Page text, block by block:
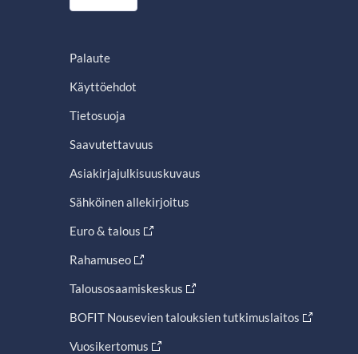
Palaute
Käyttöehdot
Tietosuoja
Saavutettavuus
Asiakirjajulkisuuskuvaus
Sähköinen allekirjoitus
Euro & talous
Rahamuseo
Talousosaamiskeskus
BOFIT Nousevien talouksien tutkimuslaitos
Vuosikertomus